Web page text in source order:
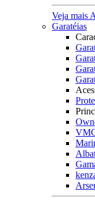
Veja mais
Garatéias